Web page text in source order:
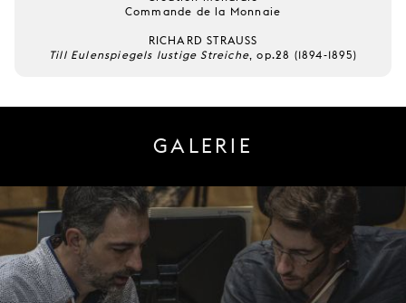
Commande de la Monnaie
RICHARD STRAUSS
Till Eulenspiegels lustige Streiche, op.28 (1894-1895)
GALERIE